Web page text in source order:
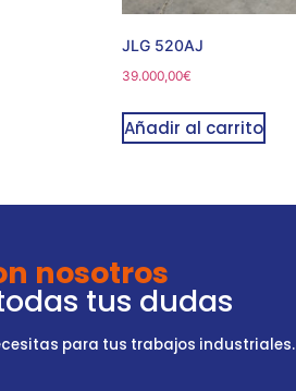
JLG 520AJ
39.000,00€
Añadir al carrito
nosotros
tus dudas
para tus trabajos industriales.